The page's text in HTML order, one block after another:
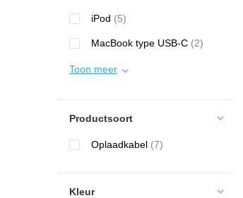
iPod (5)
MacBook type USB-C (2)
Toon meer
Productsoort
Oplaadkabel (7)
Kleur